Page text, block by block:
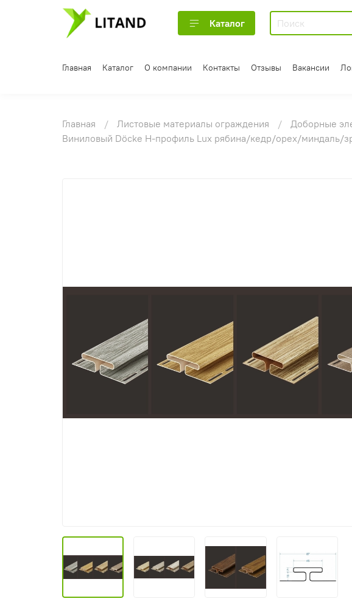
Каталог
Главная Каталог О компании Контакты Отзывы Вакансии
Главная Листовые материалы ограждения
Доборные
Виниловый Döcke Н-профиль Lux рябина/кедр/орех/миндаль/